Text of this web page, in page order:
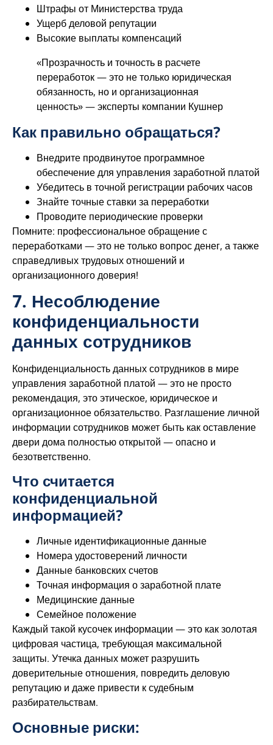
Штрафы от Министерства труда
Ущерб деловой репутации
Высокие выплаты компенсаций
«Прозрачность и точность в расчете
переработок — это не только юридическая
обязанность, но и организационная
ценность» — эксперты компании Кушнер
Как правильно обращаться?
Внедрите продвинутое программное
обеспечение для управления заработной платой
Убедитесь в точной регистрации рабочих часов
Знайте точные ставки за переработки
Проводите периодические проверки
Помните: профессиональное обращение с
переработками — это не только вопрос денег, а также
справедливых трудовых отношений и
организационного доверия!
7. Несоблюдение
конфиденциальности
данных сотрудников
Конфиденциальность данных сотрудников в мире
управления заработной платой — это не просто
рекомендация, это этическое, юридическое и
организационное обязательство. Разглашение личной
информации сотрудников может быть как оставление
двери дома полностью открытой — опасно и
безответственно.
Что считается
конфиденциальной
информацией?
Личные идентификационные данные
Номера удостоверений личности
Данные банковских счетов
Точная информация о заработной плате
Медицинские данные
Семейное положение
Каждый такой кусочек информации — это как золотая
цифровая частица, требующая максимальной
защиты. Утечка данных может разрушить
доверительные отношения, повредить деловую
репутацию и даже привести к судебным
разбирательствам.
Основные риски: